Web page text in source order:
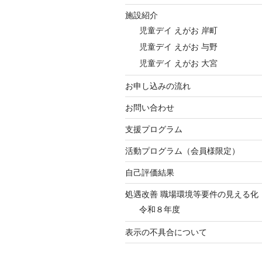
施設紹介
児童デイ えがお 岸町
児童デイ えがお 与野
児童デイ えがお 大宮
お申し込みの流れ
お問い合わせ
支援プログラム
活動プログラム（会員様限定）
自己評価結果
処遇改善 職場環境等要件の見える化
令和８年度
表示の不具合について